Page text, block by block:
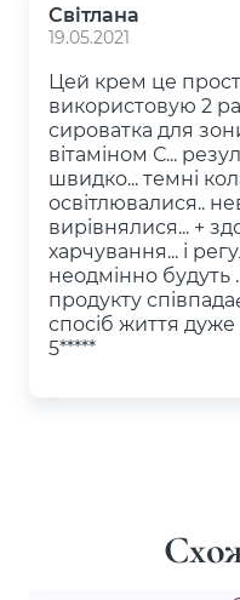
Світлана
19.05.2021
Цей крем це
використовую 2
сироватка для
вітаміном С...
швидко... темні
освітлювалися..
вирівнялися... +
харчування... і
неодмінно будуть
продукту
спосіб життя
5*****